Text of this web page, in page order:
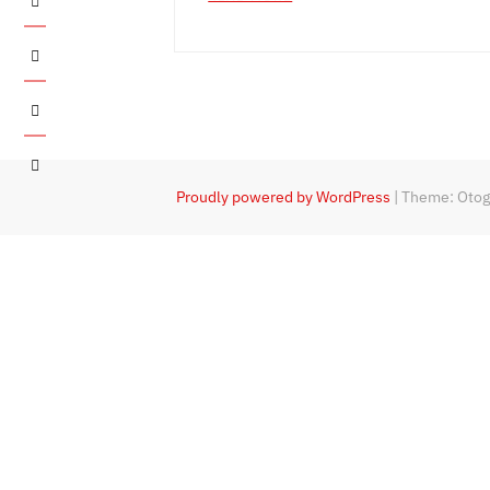
Twitter
Instagram
YouTube
Proudly powered by WordPress |Theme: